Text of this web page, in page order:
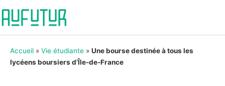
Accueil » Vie étudiante » Une bourse destinée à tous les
lycéens boursiers d’Île-de-France